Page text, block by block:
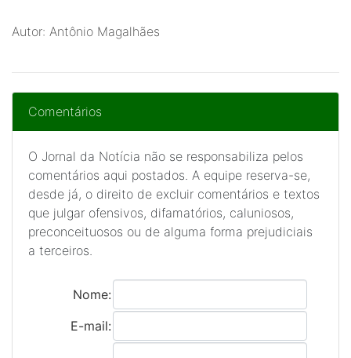
Autor: Antônio Magalhães
Comentários
O Jornal da Notícia não se responsabiliza pelos
comentários aqui postados. A equipe reserva-se,
desde já, o direito de excluir comentários e textos
que julgar ofensivos, difamatórios, caluniosos,
preconceituosos ou de alguma forma prejudiciais
a terceiros.
Nome:
E-mail: